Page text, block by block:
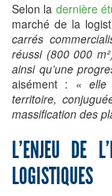
Selon la dernière
marché de la
carrés
réussi (800 000
ainsi qu’une
aisément : « elle
territoire,
massification des
L’ENJEU DE
LOGISTIQUES